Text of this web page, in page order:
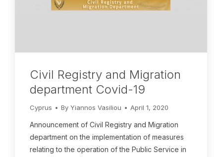
Civil Registry and Migration
department Covid-19
Cyprus By Yiannos Vasiliou April 1, 2020
Announcement of Civil Registry and Migration
department on the implementation of measures
relating to the operation of the Public Service in